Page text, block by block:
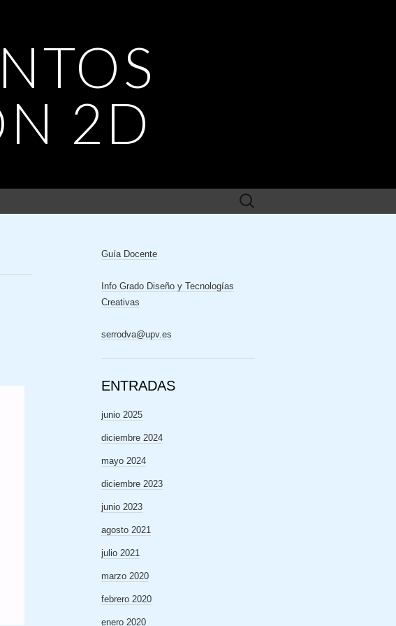
2D
Buscar:
Guía Docente
Info Grado Diseño y Tecnologías
Creativas
serrodva@upv.es
ENTRADAS
junio 2025
diciembre 2024
mayo 2024
diciembre 2023
junio 2023
agosto 2021
julio 2021
marzo 2020
febrero 2020
enero 2020